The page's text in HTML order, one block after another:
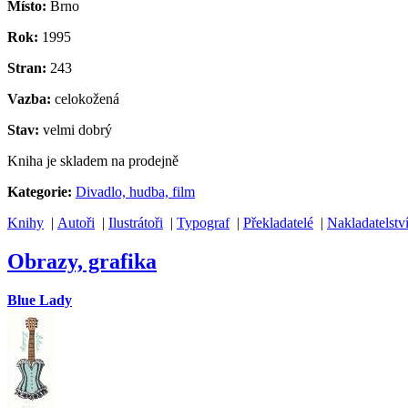
Místo: Brno
Rok: 1995
Stran: 243
Vazba: celokožená
Stav: velmi dobrý
Kniha je skladem na prodejně
Kategorie: Divadlo, hudba, film
Knihy | Autoři | Ilustrátoři | Typograf| Překladatelé | Nakladatelství
Obrazy, grafika
Blue Lady